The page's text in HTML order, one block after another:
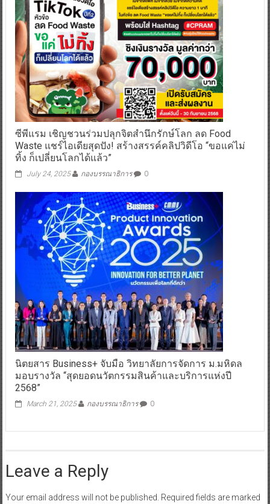
ซีพีแรม เชิญชวนร่วมปลุกจิตสำนึกรักษ์โลก ลด Food
Waste แชร์ไอเดียสุดปัง! สร้างสรรค์คลิปวิดีโอ “ขอแค่ไม่
ทิ้ง ก็เปลี่ยนโลกได้แล้ว”
July 24, 2025 กองบรรณาธิการ 0
นิตยสาร Business+ จับมือ วิทยาลัยการจัดการ ม.มหิดล
มอบรางวัล “สุดยอดนวัตกรรมสินค้าและบริการแห่งปี
2568”
March 21, 2025 กองบรรณาธิการ 0
Leave a Reply
Your email address will not be published. Required fields are marked